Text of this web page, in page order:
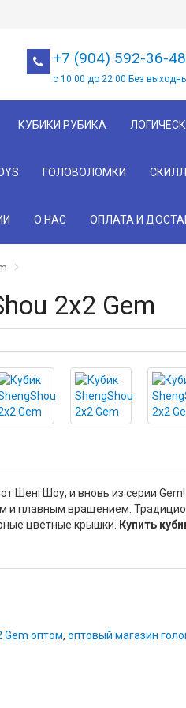
+7 (904) 592-36-48
с 10 00 до 22 00 Без
КУБИКИ РУБИКА
ГОЛОВОЛОМКИ
О НАС ОПЛАТА И
2x2 Gem
ШенгШоу, и вновь из серии
и плавным вращением.
цветные крышки.
Купить
Gem оптом, оптовый магазин